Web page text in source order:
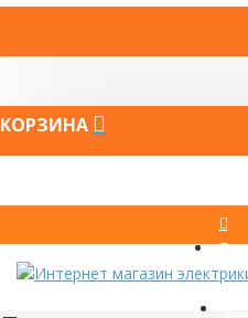
КОРЗИНА